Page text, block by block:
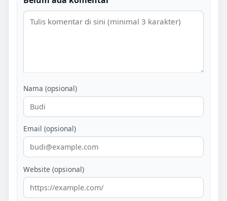
Nama (opsional)
Email (opsional)
Website (opsional)